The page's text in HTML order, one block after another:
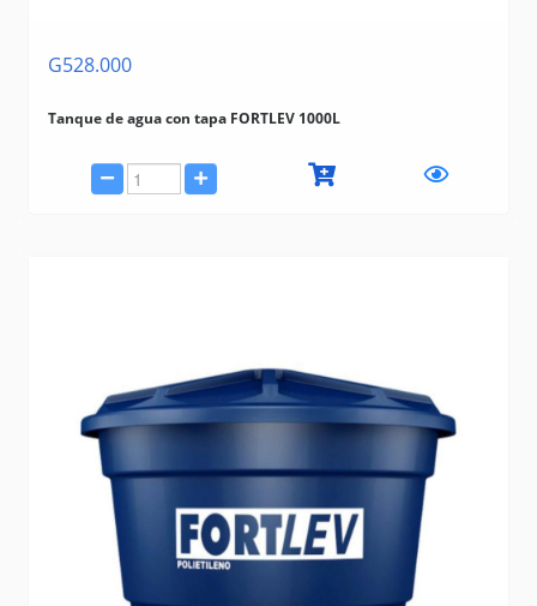
G528.000
Tanque de agua con tapa FORTLEV 1000L